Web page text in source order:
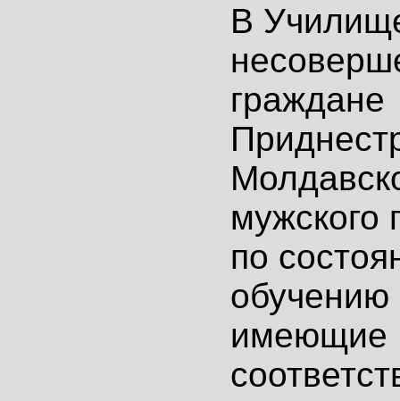
В
граждане
мужского
по
имеющие